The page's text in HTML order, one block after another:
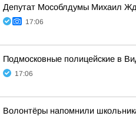
Депутат Мособлдумы Михаил
17:06
Подмосковные полицейские в
17:06
Волонтёры напомнили